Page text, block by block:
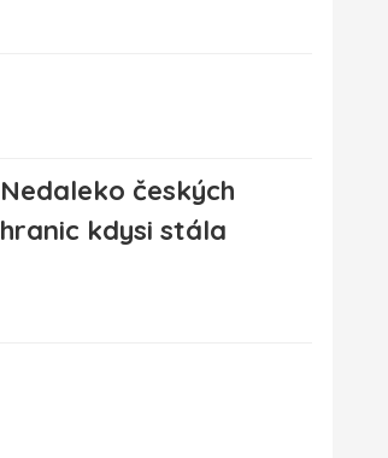
Nedaleko českých
hranic kdysi stála